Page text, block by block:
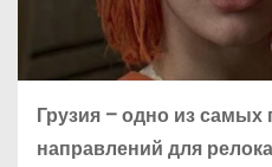
Грузия – одно из
направлений для